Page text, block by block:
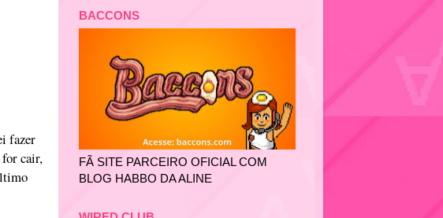
fazer
cair,
BACCONS
FÃ SITE PARCEIRO OFICIAL COM
BLOG HABBO DA ALINE